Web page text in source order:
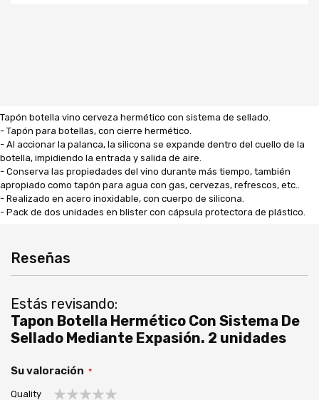
Tapón botella vino cerveza hermético con sistema de sellado.
- Tapón para botellas, con cierre hermético.
- Al accionar la palanca, la silicona se expande dentro del cuello de la
botella, impidiendo la entrada y salida de aire.
- Conserva las propiedades del vino durante más tiempo, también
apropiado como tapón para agua con gas, cervezas, refrescos, etc..
- Realizado en acero inoxidable, con cuerpo de silicona.
- Pack de dos unidades en blister con cápsula protectora de plástico.
Reseñas
Estás revisando:
Tapon Botella Hermético Con Sistema De
Sellado Mediante Expasión. 2 unidades
Su valoración
Quality